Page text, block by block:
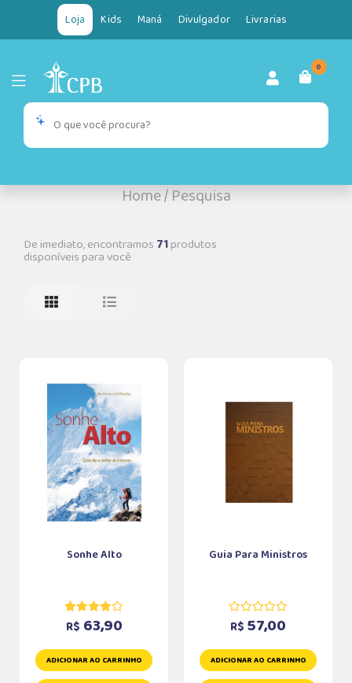
Loja Kids Maná Divulgador Livrarias
0
Home/Pesquisa
De imediato, encontramos 71produtos
disponíveis para você
Sonhe Alto
R$ 63,90
ADICIONAR AO CARRINHO
Guia Para Ministros
R$ 57,00
ADICIONAR AO CARRINHO